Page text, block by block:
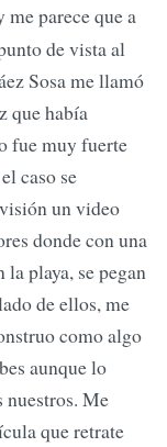
parece que a
de vista al
Sosa me llamó
que había
fue muy fuerte
caso se
un video
donde con una
playa, se pegan
de ellos, me
como algo
aunque lo
nuestros. Me
que retrate